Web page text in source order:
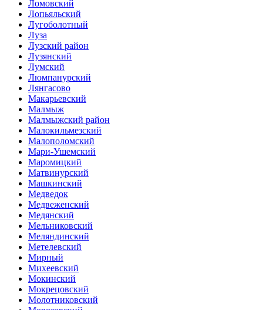
Ломовский
Лопьяльский
Лугоболотный
Луза
Лузский район
Лузянский
Лумский
Люмпанурский
Лянгасово
Макарьевский
Малмыж
Малмыжский район
Малокильмезский
Малополомский
Мари-Ушемский
Маромицкий
Матвинурский
Машкинский
Медведок
Медвеженский
Медянский
Мельниковский
Меляндинский
Метелевский
Мирный
Михеевский
Мокинский
Мокрецовский
Молотниковский